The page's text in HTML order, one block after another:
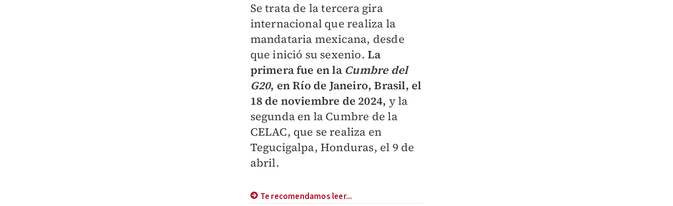
Se trata de la tercera gira
internacional que realiza la
mandataria mexicana, desde
que inició su sexenio.La
primera fue en la Cumbre del
G20, en Río de Janeiro, Brasil, el
18 de noviembre de 2024, y la
segunda en la Cumbre de la
CELAC, que se realiza en
Tegucigalpa, Honduras, el 9 de
abril.
Te recomendamos leer...